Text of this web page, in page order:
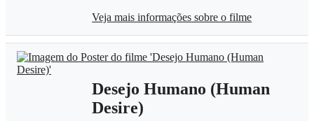
Veja mais informações sobre o filme
Desejo Humano (Human
Desire)